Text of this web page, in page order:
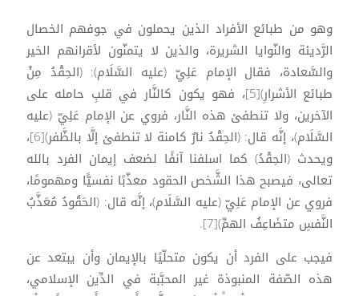
وهو من طبائع الأفراد الذين يحملون في جوفهم الخصال
الرَّديئة والنّوايا الشريرة، والذين لا يتمنّون لأقرانهم الخير
والسَّعادة، فقال الإمام عَلِيّ (عليه السَّلَام): (الحِقْدُ مِنْ
طبائع الأشرارِ)[5]، فهو يكون كالنَّار في قلبِ حامله على
الآخرين، ولا تنطفئ هذه النَّار، فروي عن الإمام عَلِيّ (عليه
السَّلَام)، إنَّه قال: (الحِقْدُ نارٌ كامنة لا تنطفئ إلَّا بالظَّفر)[6]،
ويحدث (الحِقْدُ) كما اسلفنا آنفًا لضعف إيمان الفرد بالله
تعالى، فيصبح هذا الشَّخص الحقود معذّبًا نفسيًّا ومهمومًا،
فروي عن الإمام عَلِيّ (عليه السَّلَام)، إنَّه قال: (الحَقُودُ مُعَذَّبُ
النَّفسِ متضَاعِفُ الهمِّ)[7].
فيجب على الفرد أن يكون متحلّيًا بالإيمان وأن يبتعد عن
هذه الصّفة المنبوذة غير المحبَّبة في الدِّين الإسلامي،